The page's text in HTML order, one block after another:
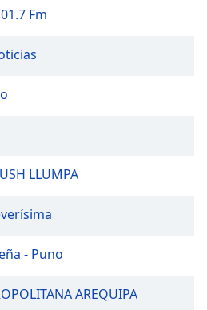
Fm
LLUMPA
- Puno
AREQUIPA